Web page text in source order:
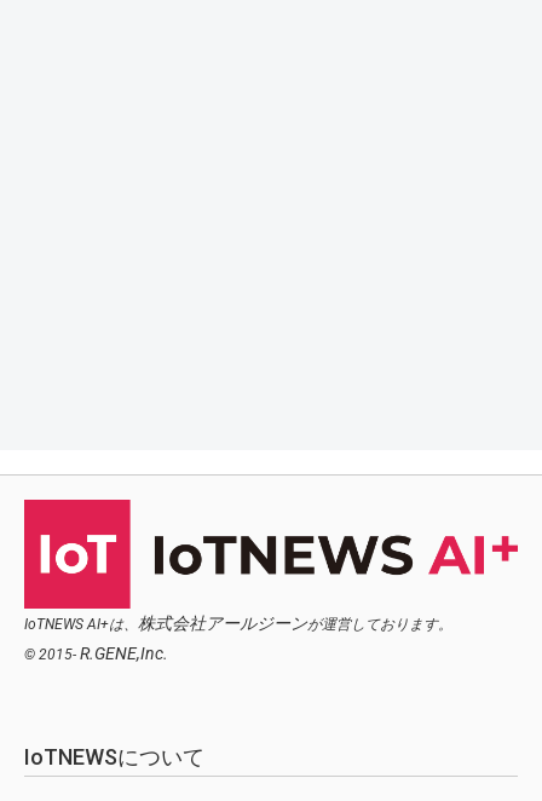
IoTNEWS AI+は、 株式会社アールジーンが運営しております。
© 2015- R.GENE,Inc.
IoTNEWSについて